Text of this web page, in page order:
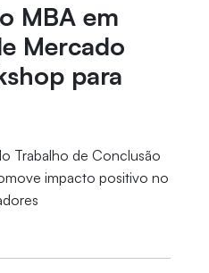
MBA em
Mercado
para
Trabalho de Conclusão
impacto positivo no